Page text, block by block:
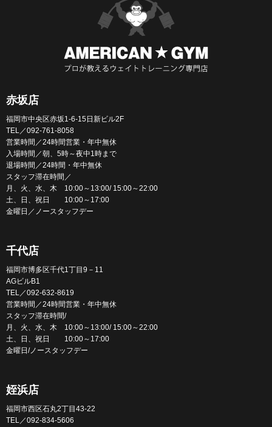
赤坂店
福岡市中央区赤坂1-6-15日新ビル2F
TEL／092-761-8058
営業時間／24時間営業・年中無休
入場時間／朝、5時～夜中1時まで
退場時間／24時間・年中無休
スタッフ滞在時間／
月、火、水、木 10:00～13:00/ 15:00～22:00
土、日、祝日 10:00～17:00
金曜日／ノースタッフデー
千代店
福岡市博多区千代1丁目9－11
AGビルB1
TEL／092-632-8619
営業時間／24時間営業・年中無休
スタッフ滞在時間/
月、火、水、木 10:00～13:00/ 15:00～22:00
土、日、祝日 10:00～17:00
金曜日/ノースタッフデー
姪浜店
福岡市西区石丸2丁目43-22
TEL／092-834-5606